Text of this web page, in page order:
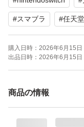
#スマブラ #任天堂
購入日時： 2026年6月15日
出品日時： 2026年6月15日
商品の情報